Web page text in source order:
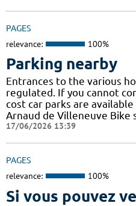
PAGES
relevance: 100%
Parking nearby
Entrances to the various
regulated. If you cannot
cost car parks are
Arnaud de Villeneuve Bike
17/06/2026 13:39
PAGES
relevance: 100%
Si vous pouvez